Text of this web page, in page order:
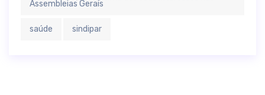
Assembleias Gerais
saúde sindipar